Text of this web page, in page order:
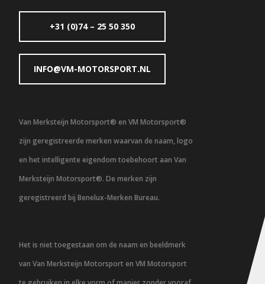
+31 (0)74 – 25 50 350
INFO@VM-MOTORSPORT.NL
Van Merksteijn Motorsport® en VM Motorsport®
zijn geregistreerde merken waarvan de naam, logo
en het intelligente eigendom toebehoort aan Van
Merksteijn Motorsport®. De merken zijn
geregistreerd bij Benelux-Merken Bureau.
Het is niet toegestaan om de naam en beeldmerk
van Van Merksteijn Motorsport en VM Motorsport